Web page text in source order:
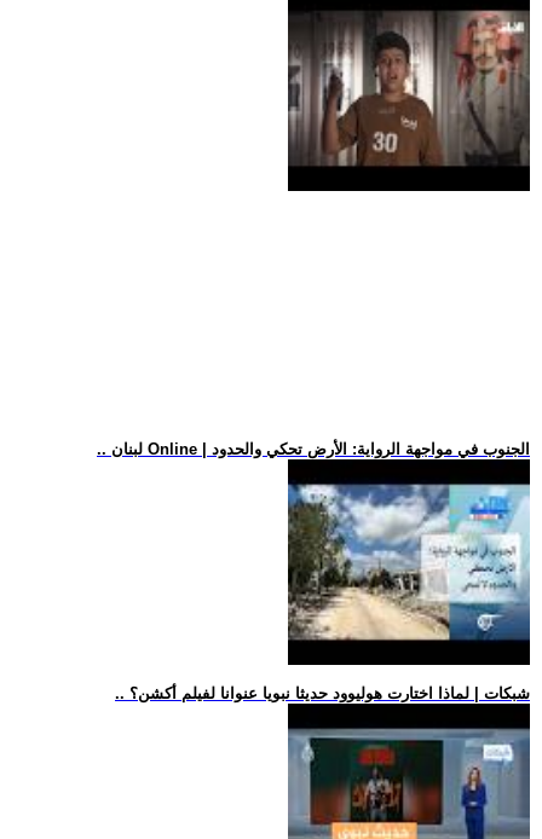
.. لبنان Online | الجنوب في مواجهة الرواية: الأرض تحكي والحدود
.. شبكات | لماذا اختارت هوليوود حديثا نبويا عنوانا لفيلم أكشن؟